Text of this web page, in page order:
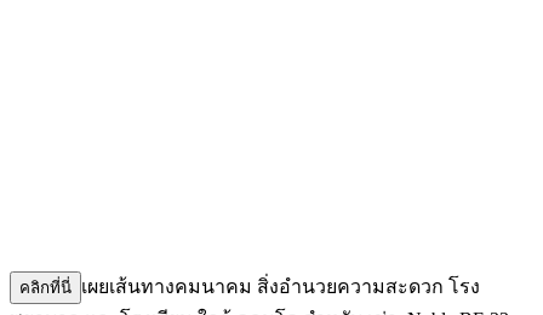
คลิกที่นี่ เผยเส้นทางคมนาคม สิ่งอำนวยความสะดวก โรง